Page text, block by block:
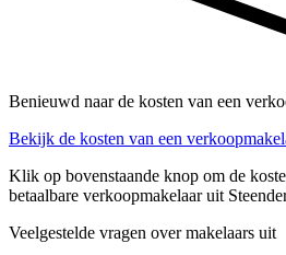
Benieuwd naar de kosten van een
Bekijk de kosten van een
Klik op bovenstaande knop om de
betaalbare verkoopmakelaar uit
Veelgestelde vragen over makelaars uit